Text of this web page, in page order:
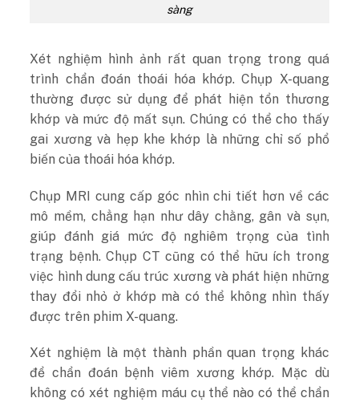
sàng
Xét nghiệm hình ảnh rất quan trọng trong quá
trình chẩn đoán thoái hóa khớp. Chụp X-quang
thường được sử dụng để phát hiện tổn thương
khớp và mức độ mất sụn. Chúng có thể cho thấy
gai xương và hẹp khe khớp là những chỉ số phổ
biến của thoái hóa khớp.
Chụp MRI cung cấp góc nhìn chi tiết hơn về các
mô mềm, chẳng hạn như dây chằng, gân và sụn,
giúp đánh giá mức độ nghiêm trọng của tình
trạng bệnh. Chụp CT cũng có thể hữu ích trong
việc hình dung cấu trúc xương và phát hiện những
thay đổi nhỏ ở khớp mà có thể không nhìn thấy
được trên phim X-quang.
Xét nghiệm là một thành phần quan trọng khác
để chẩn đoán bệnh viêm xương khớp. Mặc dù
không có xét nghiệm máu cụ thể nào có thể chẩn